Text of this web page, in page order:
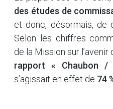
des études de
et donc, désormais, de
Selon les chiffres
de la Mission sur l’avenir
rapport « Chaubon /
s’agissait en effet de 74